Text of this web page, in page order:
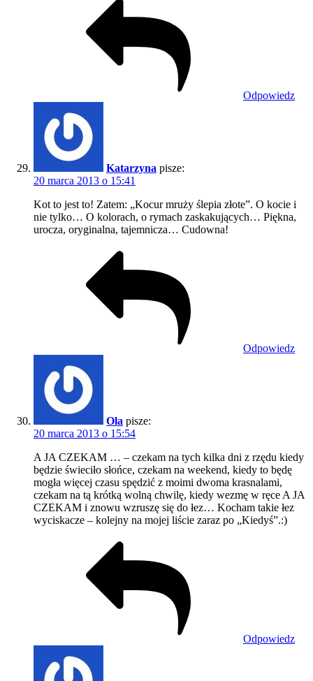
Odpowiedz
Katarzyna pisze:
20 marca 2013 o 15:41
Kot to jest to! Zatem: „Kocur mruży ślepia złote”. O kocie i
nie tylko… O kolorach, o rymach zaskakujących… Piękna,
urocza, oryginalna, tajemnicza… Cudowna!
Odpowiedz
Ola pisze:
20 marca 2013 o 15:54
A JA CZEKAM … – czekam na tych kilka dni z rzędu kiedy
będzie świeciło słońce, czekam na weekend, kiedy to będę
mogła więcej czasu spędzić z moimi dwoma krasnalami,
czekam na tą krótką wolną chwilę, kiedy wezmę w ręce A JA
CZEKAM i znowu wzruszę się do łez… Kocham takie łez
wyciskacze – kolejny na mojej liście zaraz po „Kiedyś”.:)
Odpowiedz